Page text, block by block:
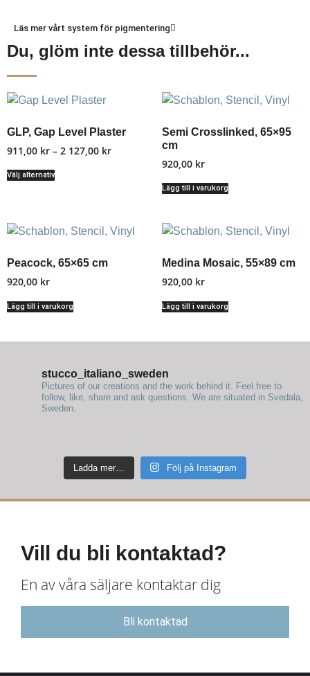
Läs mer vårt system för pigmentering
Du, glöm inte dessa tillbehör...
GLP, Gap Level Plaster
911,00 kr – 2 127,00 kr
Välj alternativ
Semi Crosslinked, 65×95
cm
920,00 kr
Lägg till i varukorg
Peacock, 65×65 cm
920,00 kr
Lägg till i varukorg
Medina Mosaic, 55×89 cm
920,00 kr
Lägg till i varukorg
stucco_italiano_sweden
Pictures of our creations and the work behind it. Feel free to
follow, like, share and ask questions. We are situated in Svedala,
Sweden.
Ladda mer… Följ på Instagram
Vill du bli kontaktad?
En av våra säljare kontaktar dig
Bli kontaktad